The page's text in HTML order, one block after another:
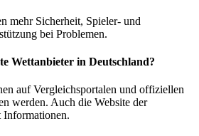
mehr Sicherheit, Spieler- und
bei Problemen.
Wettanbieter in Deutschland?
auf Vergleichsportalen und offiziellen
werden. Auch die Website der
Informationen.